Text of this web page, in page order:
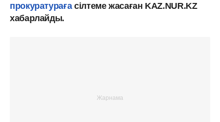
прокуратурағасілтеме жасаған KAZ.NUR.KZ
хабарлайды.